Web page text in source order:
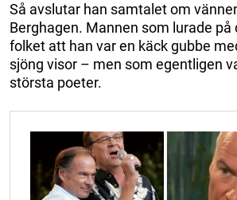
Så avslutar han samtalet om
Berghagen. Mannen som lurade på
folket att han var en käck gubbe
sjöng visor – men som egentligen
största poeter.